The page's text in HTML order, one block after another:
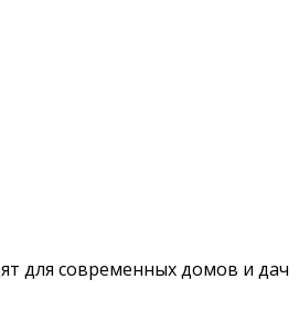
для современных домов и дач